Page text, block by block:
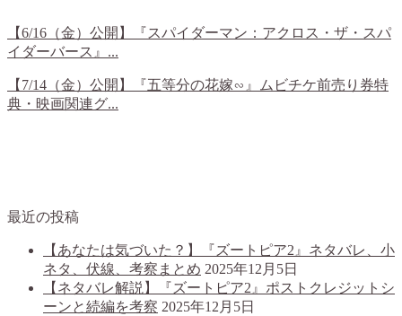
【6/16（金）公開】『スパイダーマン：アクロス・ザ・スパ
イダーバース』...
【7/14（金）公開】『五等分の花嫁∽』ムビチケ前売り券特
典・映画関連グ...
最近の投稿
【あなたは気づいた？】『ズートピア2』ネタバレ、小
ネタ、伏線、考察まとめ 2025年12月5日
【ネタバレ解説】『ズートピア2』ポストクレジットシ
ーンと続編を考察 2025年12月5日